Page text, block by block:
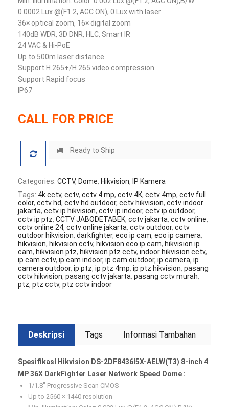
0.0002 Lux @(F1.2, AGC ON), 0 Lux with laser
36× optical zoom, 16× digital zoom
140dB WDR, 3D DNR, HLC, Smart IR
24 VAC & Hi-PoE
Up to 500m laser distance
Support H.265+/H.265 video compression
Support Rapid focus
IP67
CALL FOR PRICE
Ready to Ship
Categories: CCTV, Dome, Hikvision, IP Kamera
Tags: 4k cctv, cctv, cctv 4 mp, cctv 4K, cctv 4mp, cctv full
color, cctv hd, cctv hd outdoor, cctv hikvision, cctv indoor
jakarta, cctv ip hikvision, cctv ip indoor, cctv ip outdoor,
cctv ip ptz, CCTV JABODETABEK, cctv jakarta, cctv online,
cctv online 24, cctv online jakarta, cctv outdoor, cctv
outdoor hikvision, darkfighter, eco ip cam, eco ip camera,
hikvision, hikvision cctv, hikvision eco ip cam, hikvision ip
cam, hikvision ptz, hikvision ptz cctv, indoor hikvision cctv,
ip cam cctv, ip cam indoor, ip cam outdoor, ip camera, ip
camera outdoor, ip ptz, ip ptz 4mp, ip ptz hikvision, pasang
cctv hikvision, pasang cctv jakarta, pasang cctv murah,
ptz, ptz cctv, ptz cctv indoor
Deskripsi Tags Informasi Tambahan
SpesifikasI Hikvision DS-2DF8436I5X-AELW(T3) 8-inch 4
MP 36X DarkFighter Laser Network Speed Dome :
1/1.8″ Progressive Scan CMOS
Up to 2560 × 1440 resolution